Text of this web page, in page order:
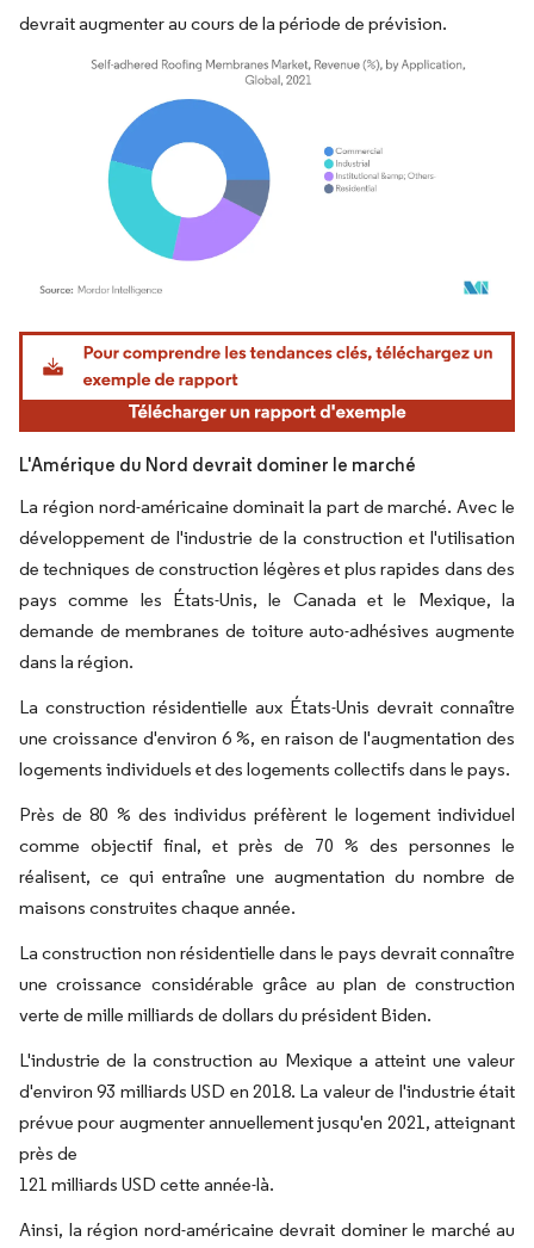
devrait augmenter au cours de la période de prévision.
Image © Mordor Intelligence. La réutilisation nécessite une attribution sous CC BY
L'Amérique du Nord devrait dominer le marché
La région nord-américaine dominait la part de marché. Avec le
développement de l'industrie de la construction et l'utilisation
de techniques de construction légères et plus rapides dans des
pays comme les États-Unis, le Canada et le Mexique, la
demande de membranes de toiture auto-adhésives augmente
dans la région.
La construction résidentielle aux États-Unis devrait connaître
une croissance d'environ 6 %, en raison de l'augmentation des
logements individuels et des logements collectifs dans le pays.
Près de 80 % des individus préfèrent le logement individuel
comme objectif final, et près de 70 % des personnes le
réalisent, ce qui entraîne une augmentation du nombre de
maisons construites chaque année.
La construction non résidentielle dans le pays devrait connaître
une croissance considérable grâce au plan de construction
verte de mille milliards de dollars du président Biden.
L'industrie de la construction au Mexique a atteint une valeur
d'environ 93 milliards USD en 2018. La valeur de l'industrie était
prévue pour augmenter annuellement jusqu'en 2021, atteignant
près de
121 milliards USD cette année-là.
Ainsi, la région nord-américaine devrait dominer le marché au